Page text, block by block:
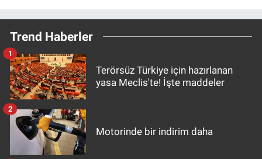
Trend Haberler
Terörsüz Türkiye için hazırlanan
yasa Meclis'te! İşte maddeler
1
Motorinde bir indirim daha
2